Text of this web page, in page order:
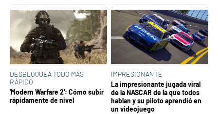
DESBLOQUEA TODO MÁS
RÁPIDO
'Modern Warfare 2': Cómo subir
rápidamente de nivel
IMPRESIONANTE
La impresionante jugada viral
de la NASCAR de la que todos
hablan y su piloto aprendió en
un videojuego